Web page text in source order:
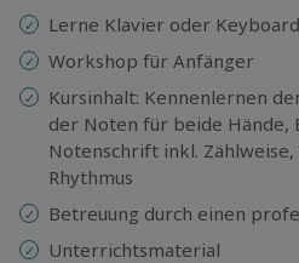
Lerne Klavier oder
Workshop für Anfänger
Kursinhalt: Kennenlernen
der Noten für beide Hände,
Notenschrift inkl.
Rhythmus
Betreuung durch einen
Unterrichtsmaterial